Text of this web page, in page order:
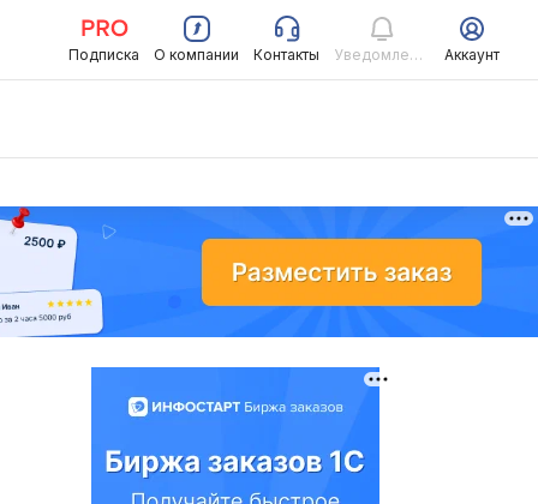
Подписка О компании Контакты Уведомления Аккаунт